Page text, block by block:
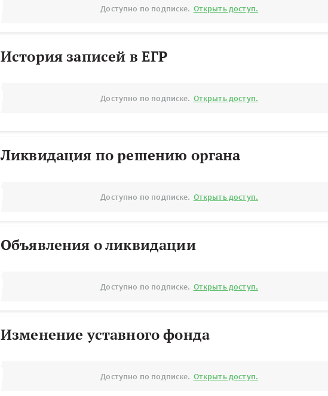
Доступно по подписке. Открыть доступ.
История записей в ЕГР
Доступно по подписке. Открыть доступ.
Ликвидация по решению органа
Доступно по подписке. Открыть доступ.
Объявления о ликвидации
Доступно по подписке. Открыть доступ.
Изменение уставного фонда
Доступно по подписке. Открыть доступ.